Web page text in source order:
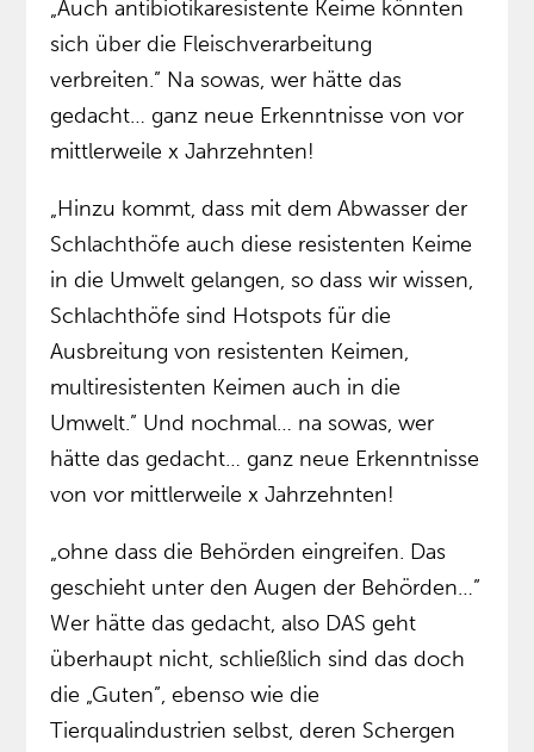
„Auch antibiotikaresistente Keime könnten
sich über die Fleischverarbeitung
verbreiten.” Na sowas, wer hätte das
gedacht… ganz neue Erkenntnisse von vor
mittlerweile x Jahrzehnten!
„Hinzu kommt, dass mit dem Abwasser der
Schlachthöfe auch diese resistenten Keime
in die Umwelt gelangen, so dass wir wissen,
Schlachthöfe sind Hotspots für die
Ausbreitung von resistenten Keimen,
multiresistenten Keimen auch in die
Umwelt.” Und nochmal… na sowas, wer
hätte das gedacht… ganz neue Erkenntnisse
von vor mittlerweile x Jahrzehnten!
„ohne dass die Behörden eingreifen. Das
geschieht unter den Augen der Behörden…”
Wer hätte das gedacht, also DAS geht
überhaupt nicht, schließlich sind das doch
die „Guten”, ebenso wie die
Tierqualindustrien selbst, deren Schergen